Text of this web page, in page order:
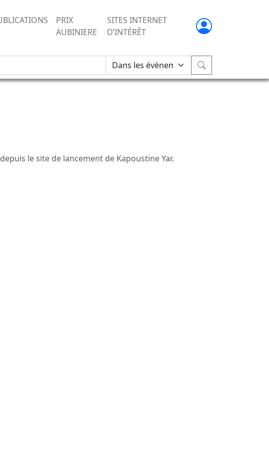
PRIX
AUBINIERE
SITES INTERNET
D’INTÉRÊT
le site de lancement de Kapoustine Yar.